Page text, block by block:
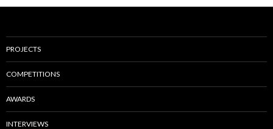
PROJECTS
COMPETITIONS
AWARDS
INTERVIEWS